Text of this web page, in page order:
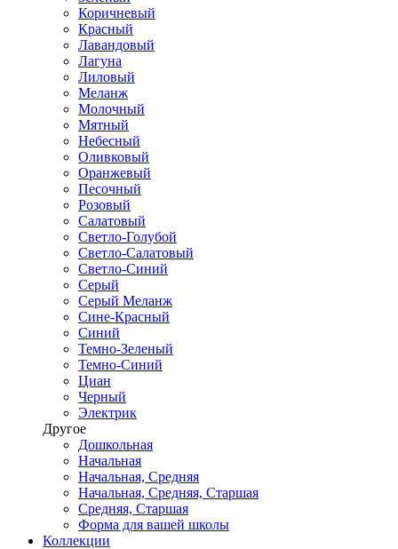
Коричневый
Красный
Лавандовый
Лагуна
Лиловый
Меланж
Молочный
Мятный
Небесный
Оливковый
Оранжевый
Песочный
Розовый
Салатовый
Светло-Голубой
Светло-Салатовый
Светло-Синий
Серый
Серый Меланж
Сине-Красный
Синий
Темно-Зеленый
Темно-Синий
Циан
Черный
Электрик
Другое
Дошкольная
Начальная
Начальная, Средняя
Начальная, Средняя, Старшая
Средняя, Старшая
Форма для вашей школы
Коллекции